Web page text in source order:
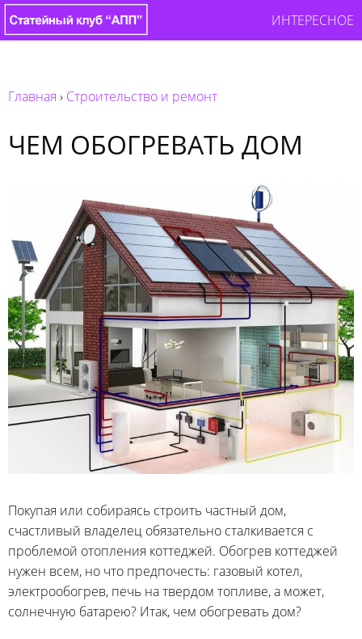
ИНТЕРЕСНОЕ
Главная › Строительство и ремонт
ЧЕМ ОБОГРЕВАТЬ ДОМ
Покупая или собираясь строить частный дом,
счастливый владелец обязательно сталкивается с
проблемой отопления коттеджей. Обогрев коттеджей
нужен всем, но что предпочесть: газовый котел,
электрообогрев, печь на твердом топливе, а может,
солнечную батарею? Итак, чем обогревать дом?